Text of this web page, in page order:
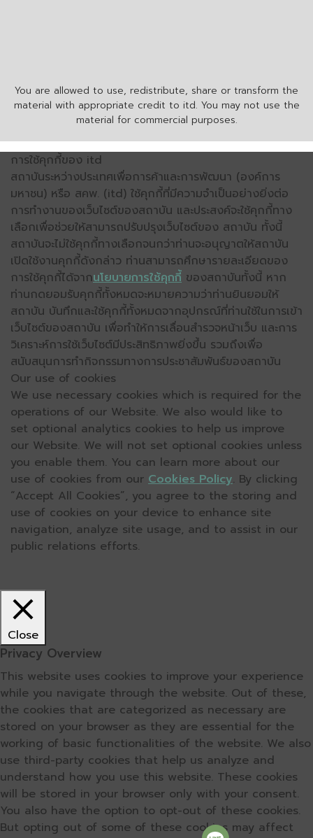
You are allowed to use, redistribute, share or transform the
material with appropriate credit to itd. You may not use the
material for commercial purposes.
การใช้คุกกี้ของ itd
สถาบันระหว่างประเทศเพื่อการค้าและการพัฒนา (องค์การ
มหาชน) หรือ สคพ. (itd) ใช้คุกกี้ที่มีความจำเป็นอย่างยิ่งต่อ
การทำงานของเว็บไซต์ของสถาบัน และประสงค์จะใช้คุกกี้ทาง
เลือกเพื่อช่วยให้สามารถปรับปรุงเว็บไซต์ของ สถาบัน ทั้งนี้
สถาบันจะไม่ใช้คุกกี้ทางเลือกจนกว่าท่านจะอนุญาตให้สถาบัน
เปิดใช้งานคุกกี้ดังกล่าว ท่านสามารถศึกษารายละเอียดของ
การใช้คุกกี้ได้จากนโยบายการใช้คุกกี้ ของสถาบันทั้งนี้ หาก
ท่านกดยอมรับคุกกี้ทั้งหมดจะหมายความว่าท่านยินยอมให้
สถาบัน บันทึกและใช้คุกกี้ทั้งหมดจากอุปกรณ์ที่ท่านใช้ในการเข้า
เว็บไซต์ของสถาบัน เพื่อทำให้การเลื่อนสำรวจหน้าเว็บ และการ
วิเคราะห์การใช้เว็บไซต์มีประสิทธิภาพยิ่งขึ้น รวมถึงเพื่อ
สนับสนุนการทำกิจกรรมทางการประชาสัมพันธ์ของสถาบัน
Our use of cookies
We use necessary cookies which is required for the
operations of our Website. We also would like to
set optional analytics cookies to help us improve
our Website. We will not set optional cookies unless
you enable them. You can learn more about our
use of cookies from our Cookies Policy. By clicking
“Accept All Cookies”, you agree to the storing and
use of cookies on your device to enhance site
navigation, analyze site usage, and to assist in our
public relations efforts.
Close
Privacy Overview
This website uses cookies to improve your experience
while you navigate through the website. Out of these,
the cookies that are categorized as necessary are
stored on your browser as they are essential for the
working of basic functionalities of the website. We also
use third-party cookies that help us analyze and
understand how you use this website. These cookies
will be stored in your browser only with your consent.
You also have the option to opt-out of these cookies.
But opting out of some of these cookies may affect